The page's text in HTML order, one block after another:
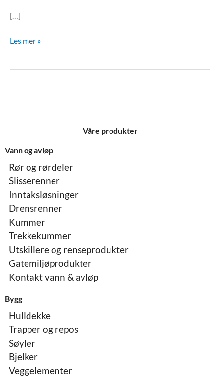
[…]
Les mer »
Våre produkter
Vann og avløp
Rør og rørdeler
Slisserenner
Inntaksløsninger
Drensrenner
Kummer
Trekkekummer
Utskillere og renseprodukter
Gatemiljøprodukter
Kontakt vann & avløp
Bygg
Hulldekke
Trapper og repos
Søyler
Bjelker
Veggelementer